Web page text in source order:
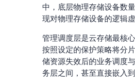
中，底层物理存储设备数
现对物理存储设备的逻辑
管理调度层是云存储最核
按照设定的保护策略将分
储资源失效后的业务调度
务层之间，甚至直接嵌入